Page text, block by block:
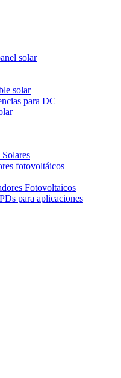
solar
solar
para DC
fotovoltáicos
Fotovoltaicos
para aplicaciones